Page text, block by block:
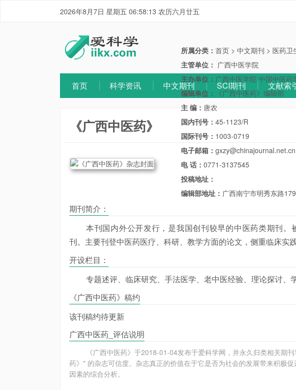
2026年8月7日 星期五 06:58:13 农历六月廿五
首页 科学资讯 中文期刊 SCI期刊 文献索
《广西中医药》
所属分类：首页 >中文期刊 > 医药卫
主管单位： 广西中医学院
主办单位： 广西中医学院 中国中医药
编辑单位：
《广西中医药》编辑部
主 编： 唐农
国内刊号：45-1123/R
国际刊号： 1003-0719
电子邮箱：gxzy@chinajournal.net.cn
电 话：0771-3137545
投稿地址：
编辑部地址： 广西南宁市明秀东路
期刊简介：
本刊国内外公开发行，是我国创刊较早的中医药类期刊
刊。主要刊登中医药医疗、科研、教学方面的论文，侧重临床实
开设栏目：
专题述评、临床研究、手法医学、老中医经验、理论探讨、
《广西中医药》稿约
该刊稿约待更新
广西中医药_评估说明
《广西中医药》于2018-01-04发布于爱科学网，并永久归类相关期
药》" 的杂志可信度。杂志真正的价值在于它是否为社会的发展带来积极
因素的综合分析。